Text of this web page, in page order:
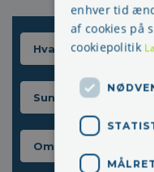
Hvad kan du gøre
Sundhedsfremme
Om sygdom og
enhver tid
af cookies på
cookiepolitik